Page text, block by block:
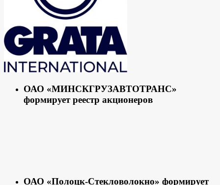
ОАО «МИНСКГРУЗАВТОТРАНС»
формирует реестр акционеров
ОАО «Полоцк-Стекловолокно» формирует